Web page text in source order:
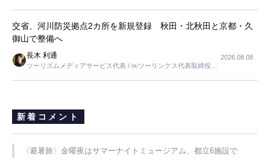
交省、河川防災拠点2カ所を新規登録 秋田・北秋田と京都・久
御山で整備へ
長木 利通
ツーリズムメディアサービス代表 / ㈱ツーリンクス代表取締役社
2026.08.08
新着コメント
〈避暑旅〉金曜夜はサマーナイトミュージアム、都立6施設で